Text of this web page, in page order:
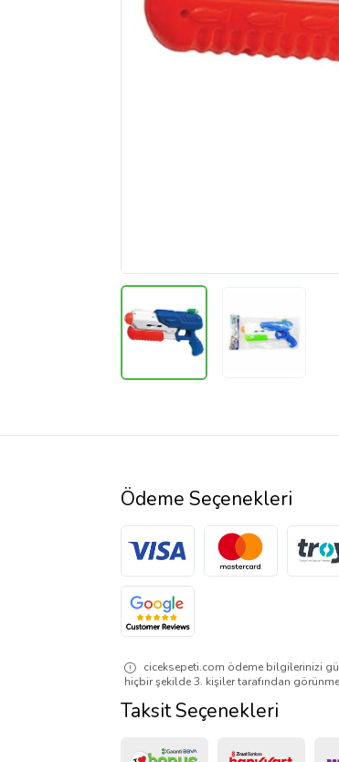
Ödeme Seçenekleri
ciceksepeti.com ödeme bilgilerinizi
hiçbir şekilde 3. kişiler tarafından
Taksit Seçenekleri